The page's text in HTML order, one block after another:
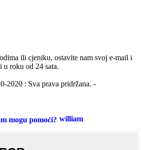
ili cjeniku, ostavite nam svoj e-mail i
u roku od 24 sata.
2020 : Sva prava pridržana. -
william